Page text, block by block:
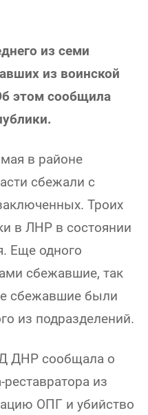
из семи
из воинской
этом сообщила
в районе
сбежали с
Троих
в ЛНР в состоянии
Еще одного
сбежавшие, так
сбежавшие были
из подразделений.
ДНР сообщала о
из
ОПГ и убийство